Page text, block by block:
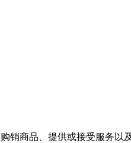
商品、提供或接受服务